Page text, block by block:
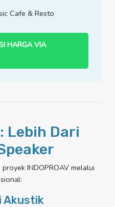
Cafe & Resto
HARGA VIA
Lebih Dari
INDOPROAV melalui
Akustik